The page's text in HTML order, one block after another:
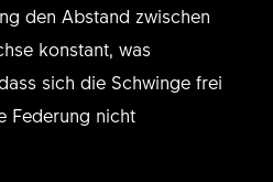
den Abstand zwischen
konstant, was
sich die Schwinge frei
Federung nicht